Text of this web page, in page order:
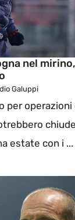
nel
Galuppi
per operazioni
estate con i ...